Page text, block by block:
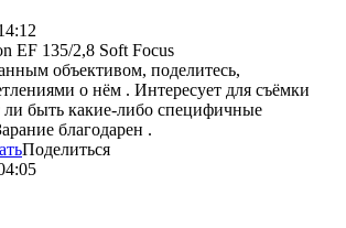
EF 135/2,8 Soft Focus
объективом, поделитесь,
о нём . Интересует для съёмки
ли быть какие-либо специфичные
благодарен .
Поделиться